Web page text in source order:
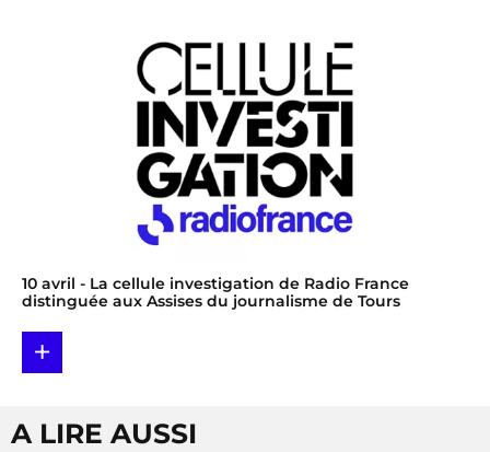
10 avril - La cellule investigation de Radio France
distinguée aux Assises du journalisme de Tours
+
A LIRE AUSSI